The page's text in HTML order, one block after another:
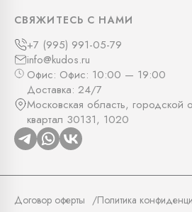
СВЯЖИТЕСЬ С НАМИ
+7 (995) 991-05-79
info@kudos.ru
Офис: Офис: 10:00 — 19:00
Доставка: 24/7
Московская область, городской
квартал 30131, 1020
Договор оферты Политика